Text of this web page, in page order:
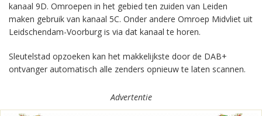
kanaal 9D. Omroepen in het gebied ten zuiden van Leiden
maken gebruik van kanaal 5C. Onder andere Omroep Midvliet uit
Leidschendam-Voorburg is via dat kanaal te horen.
Sleutelstad opzoeken kan het makkelijkste door de DAB+
ontvanger automatisch alle zenders opnieuw te laten scannen.
Advertentie